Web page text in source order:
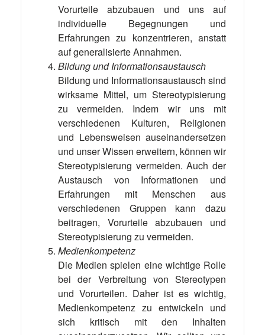
Vorurteile abzubauen und uns auf
individuelle Begegnungen und
Erfahrungen zu konzentrieren, anstatt
auf generalisierte Annahmen.
Bildung und Informationsaustausch
Bildung und Informationsaustausch sind
wirksame Mittel, um Stereotypisierung
zu vermeiden. Indem wir uns mit
verschiedenen Kulturen, Religionen
und Lebensweisen auseinandersetzen
und unser Wissen erweitern, können wir
Stereotypisierung vermeiden. Auch der
Austausch von Informationen und
Erfahrungen mit Menschen aus
verschiedenen Gruppen kann dazu
beitragen, Vorurteile abzubauen und
Stereotypisierung zu vermeiden.
Medienkompetenz
Die Medien spielen eine wichtige Rolle
bei der Verbreitung von Stereotypen
und Vorurteilen. Daher ist es wichtig,
Medienkompetenz zu entwickeln und
sich kritisch mit den Inhalten